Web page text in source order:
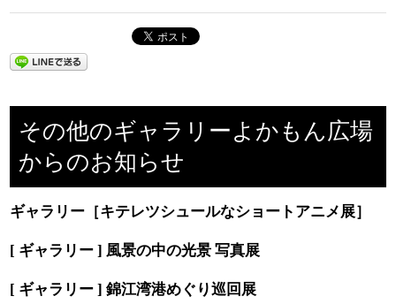
その他のギャラリーよかもん広場
からのお知らせ
ギャラリー［キテレツシュールなショートアニメ展］
[ ギャラリー ] 風景の中の光景 写真展
[ ギャラリー ] 錦江湾港めぐり巡回展